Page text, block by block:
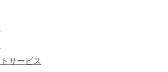
サービス